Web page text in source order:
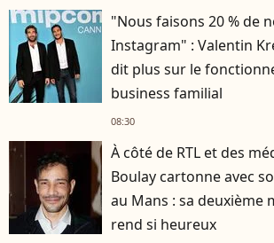
"Nous faisons 20 % de
Instagram" : Valentin
dit plus sur le
business familial
08:30
À côté de RTL et des
Boulay cartonne avec
au Mans : sa deuxième
rend si heureux